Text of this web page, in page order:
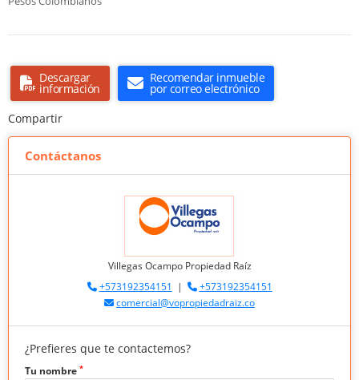
Descargar
información
Recomendar inmueble
por correo electrónico
Compartir
Contáctanos
Villegas Ocampo Propiedad Raíz
+573192354151 |
+573192354151
comercial@vopropiedadraiz.co
¿Prefieres que te contactemos?
Tu nombre *